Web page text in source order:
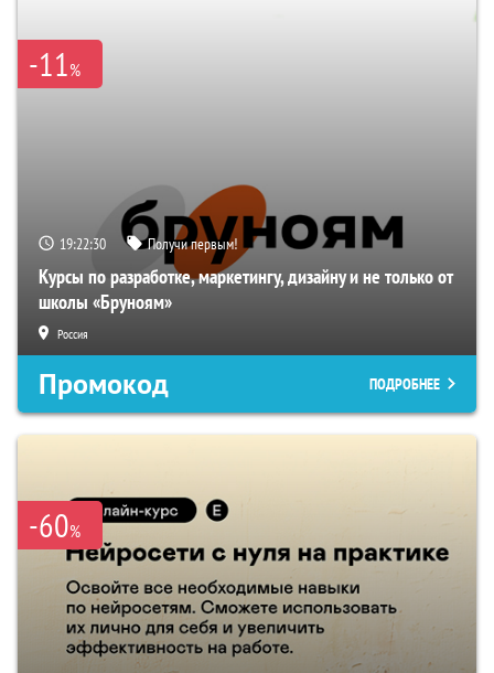
-11%
19:22:29 Получи первым!
Курсы по разработке, маркетингу, дизайну и не только от
школы «Бруноям»
Россия
Промокод ПОДРОБНЕЕ
-60%